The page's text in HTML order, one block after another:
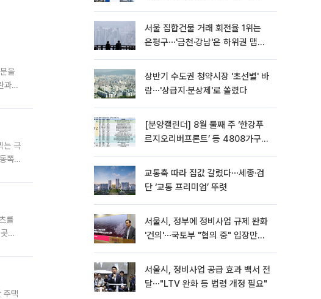
을
과
는 극
쪽
를
은
주택
서울 집합건물 거래 회전율 1위는
은평구⋯'금천·강남'은 하위권 맴돌
상반기 수도권 청약시장 '초선별' 바
람⋯'상급지·분상제'로 쏠렸다
[분양캘린더] 8월 둘째 주 ‘한강푸
르지오리버프론트’ 등 4808가구
교통축 따라 집값 갈렸다⋯세종·검
단 ‘교통 프리미엄’ 뚜렷
서울시, 정부에 정비사업 규제 완화
'건의'⋯국토부 "협의 중" 입장만
서울시, 정비사업 공급 효과 백서 전
달⋯"LTV 완화 등 법령 개정 필요"